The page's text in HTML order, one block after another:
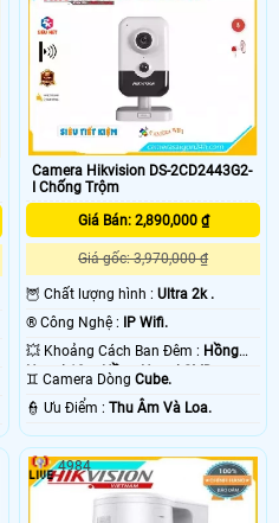
Camera Hikvision DS-2CD2443G2-
I Chống Trộm
Giá Bán: 2,890,000 ₫
Giá gốc: 3,970,000 ₫
🦉 Chất lượng hình :Ultra 2k .
®️ Công Nghệ : IP Wifi.
💥 Khoảng Cách Ban Đêm : Hồng
Ngoại 10m Hồng Ngoại SMD.
♊ Camera DòngCube.
️👮 Ưu Điểm :Thu Âm Và Loa.
4984